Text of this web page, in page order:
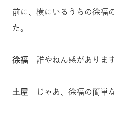
前に、横にいるうちの徐福
た。
徐福 誰やねん感がありま
土屋 じゃあ、徐福の簡単